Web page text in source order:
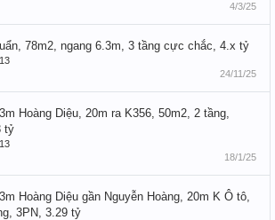
4/3/25
78m2, ngang 6.3m, 3 tầng cực chắc, 4.x tỷ
24/11/25
Hoàng Diệu, 20m ra K356, 50m2, 2 tầng,
tỷ
18/1/25
Hoàng Diệu gần Nguyễn Hoàng, 20m K Ô tô,
3PN, 3.29 tỷ